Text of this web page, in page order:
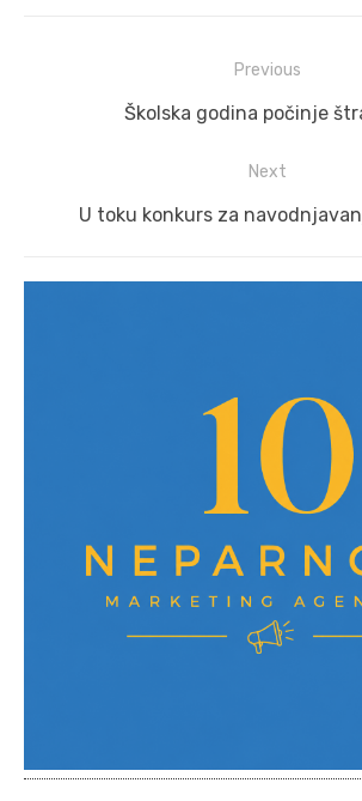
navigation
Previous
Previous
Školska godina počinje
Next
Next
U toku konkurs za